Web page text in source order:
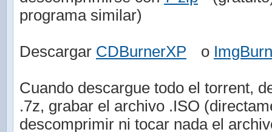
programa similar)
Descargar CDBurnerXP o ImgBurn
Cuando descargue todo el torrent,
.7z, grabar el archivo .ISO
descomprimir ni tocar nada el